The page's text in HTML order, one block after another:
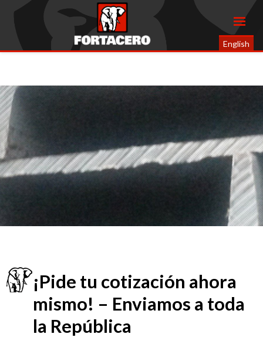
English
¡Pide tu cotización ahora
mismo! – Enviamos a toda
la República